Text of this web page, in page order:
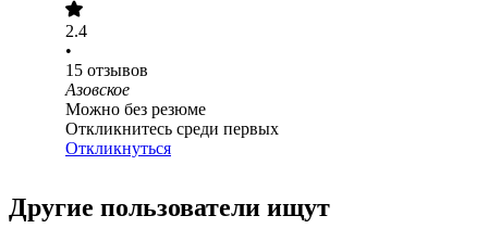
2.4
•
15 отзывов
Азовское
Можно без резюме
Откликнитесь среди первых
Откликнуться
Другие пользователи ищут